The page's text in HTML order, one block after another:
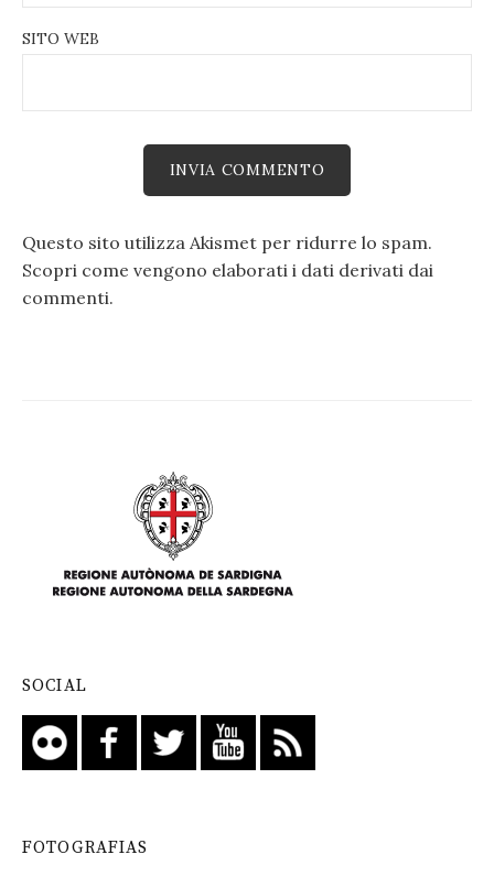
SITO WEB
Questo sito utilizza Akismet per ridurre lo spam.
Scopri come vengono elaborati i dati derivati dai
commenti.
SOCIAL
FOTOGRAFIAS